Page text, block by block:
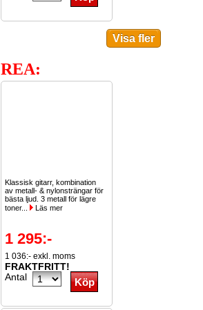
REA:
Klassisk gitarr, kombination
av metall- & nylonsträngar för
bästa ljud. 3 metall för lägre
toner...
Läs mer
1 295:-
1 036:- exkl. moms
FRAKTFRITT!
Antal